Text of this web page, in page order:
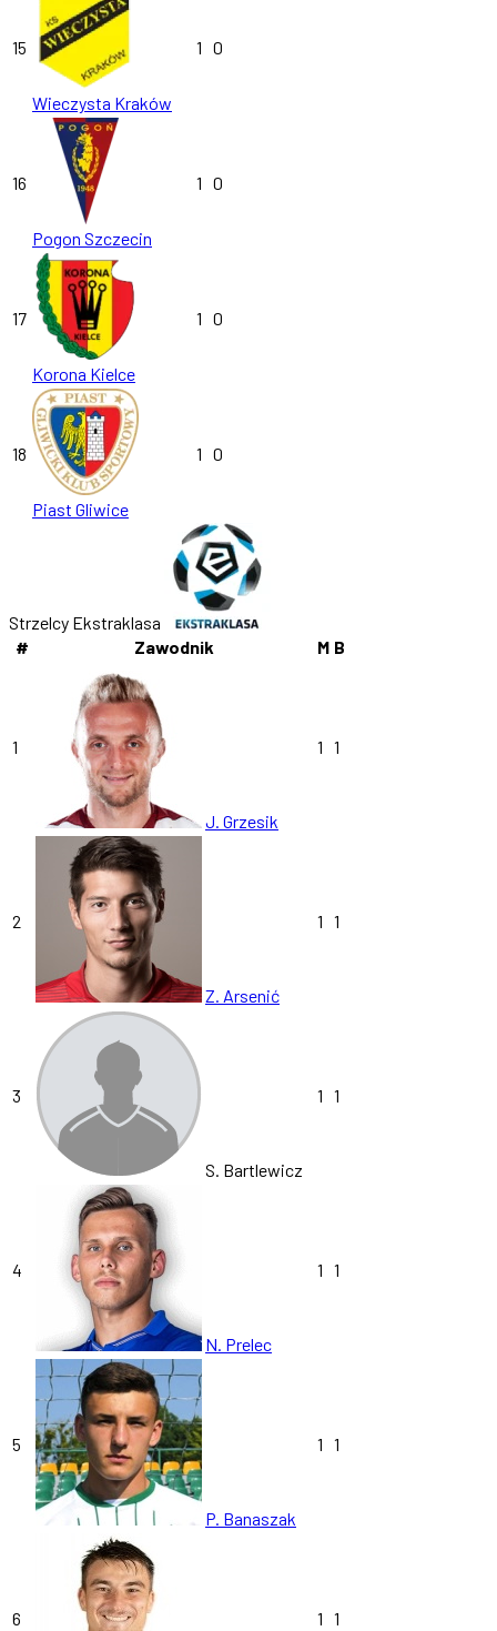
15
Wieczysta Kraków
1 0
16
Pogon Szczecin
1 0
17
Korona Kielce
1 0
18
Piast Gliwice
1 0
Strzelcy Ekstraklasa
#
Zawodnik M B
1
J. Grzesik
1 1
2
Z. Arsenić
1 1
3
S. Bartlewicz
1 1
4
N. Prelec
1 1
5
P. Banaszak
1 1
6 1 1